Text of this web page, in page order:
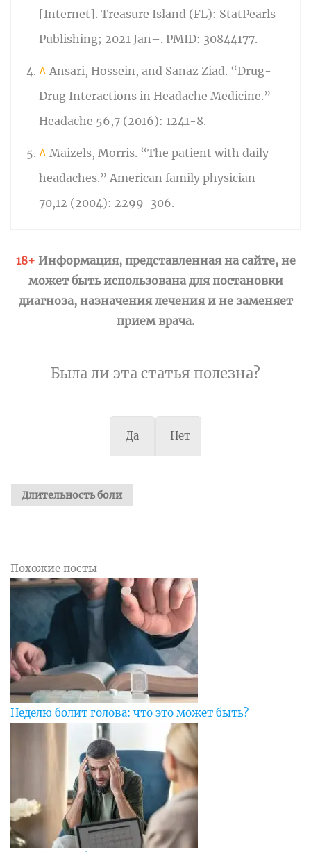
[Internet]. Treasure Island (FL): StatPearls
Publishing; 2021 Jan–. PMID: 30844177.
^ Ansari, Hossein, and Sanaz Ziad. “Drug-
Drug Interactions in Headache Medicine.”
Headache 56,7 (2016): 1241-8.
^ Maizels, Morris. “The patient with daily
headaches.” American family physician
70,12 (2004): 2299-306.
18+ Информация, представленная на сайте, не
может быть использована для постановки
диагноза, назначения лечения и не заменяет
прием врача.
Была ли эта статья полезна?
Да Нет
Длительность боли
Похожие посты
Неделю болит голова: что это может быть?